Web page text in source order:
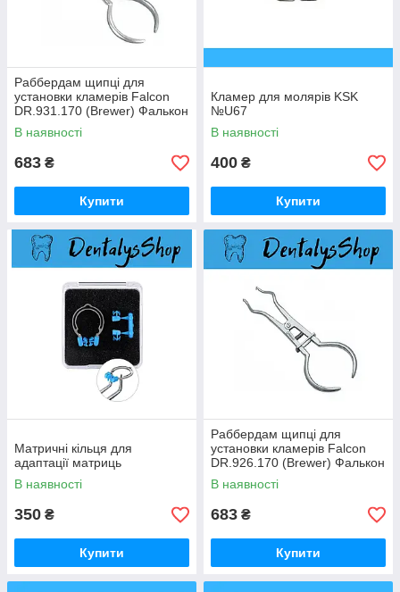
Раббердам щипці для
установки кламерів Falcon
DR.931.170 (Brewer) Фалькон
В наявності
683 ₴
Купити
Кламер для молярів KSK
№U67
В наявності
400 ₴
Купити
Матричні кільця для
адаптації матриць
В наявності
350 ₴
Купити
Раббердам щипці для
установки кламерів Falcon
DR.926.170 (Brewer) Фалькон
В наявності
683 ₴
Купити